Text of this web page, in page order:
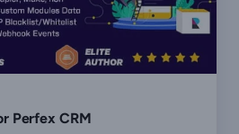
Perfex CRM